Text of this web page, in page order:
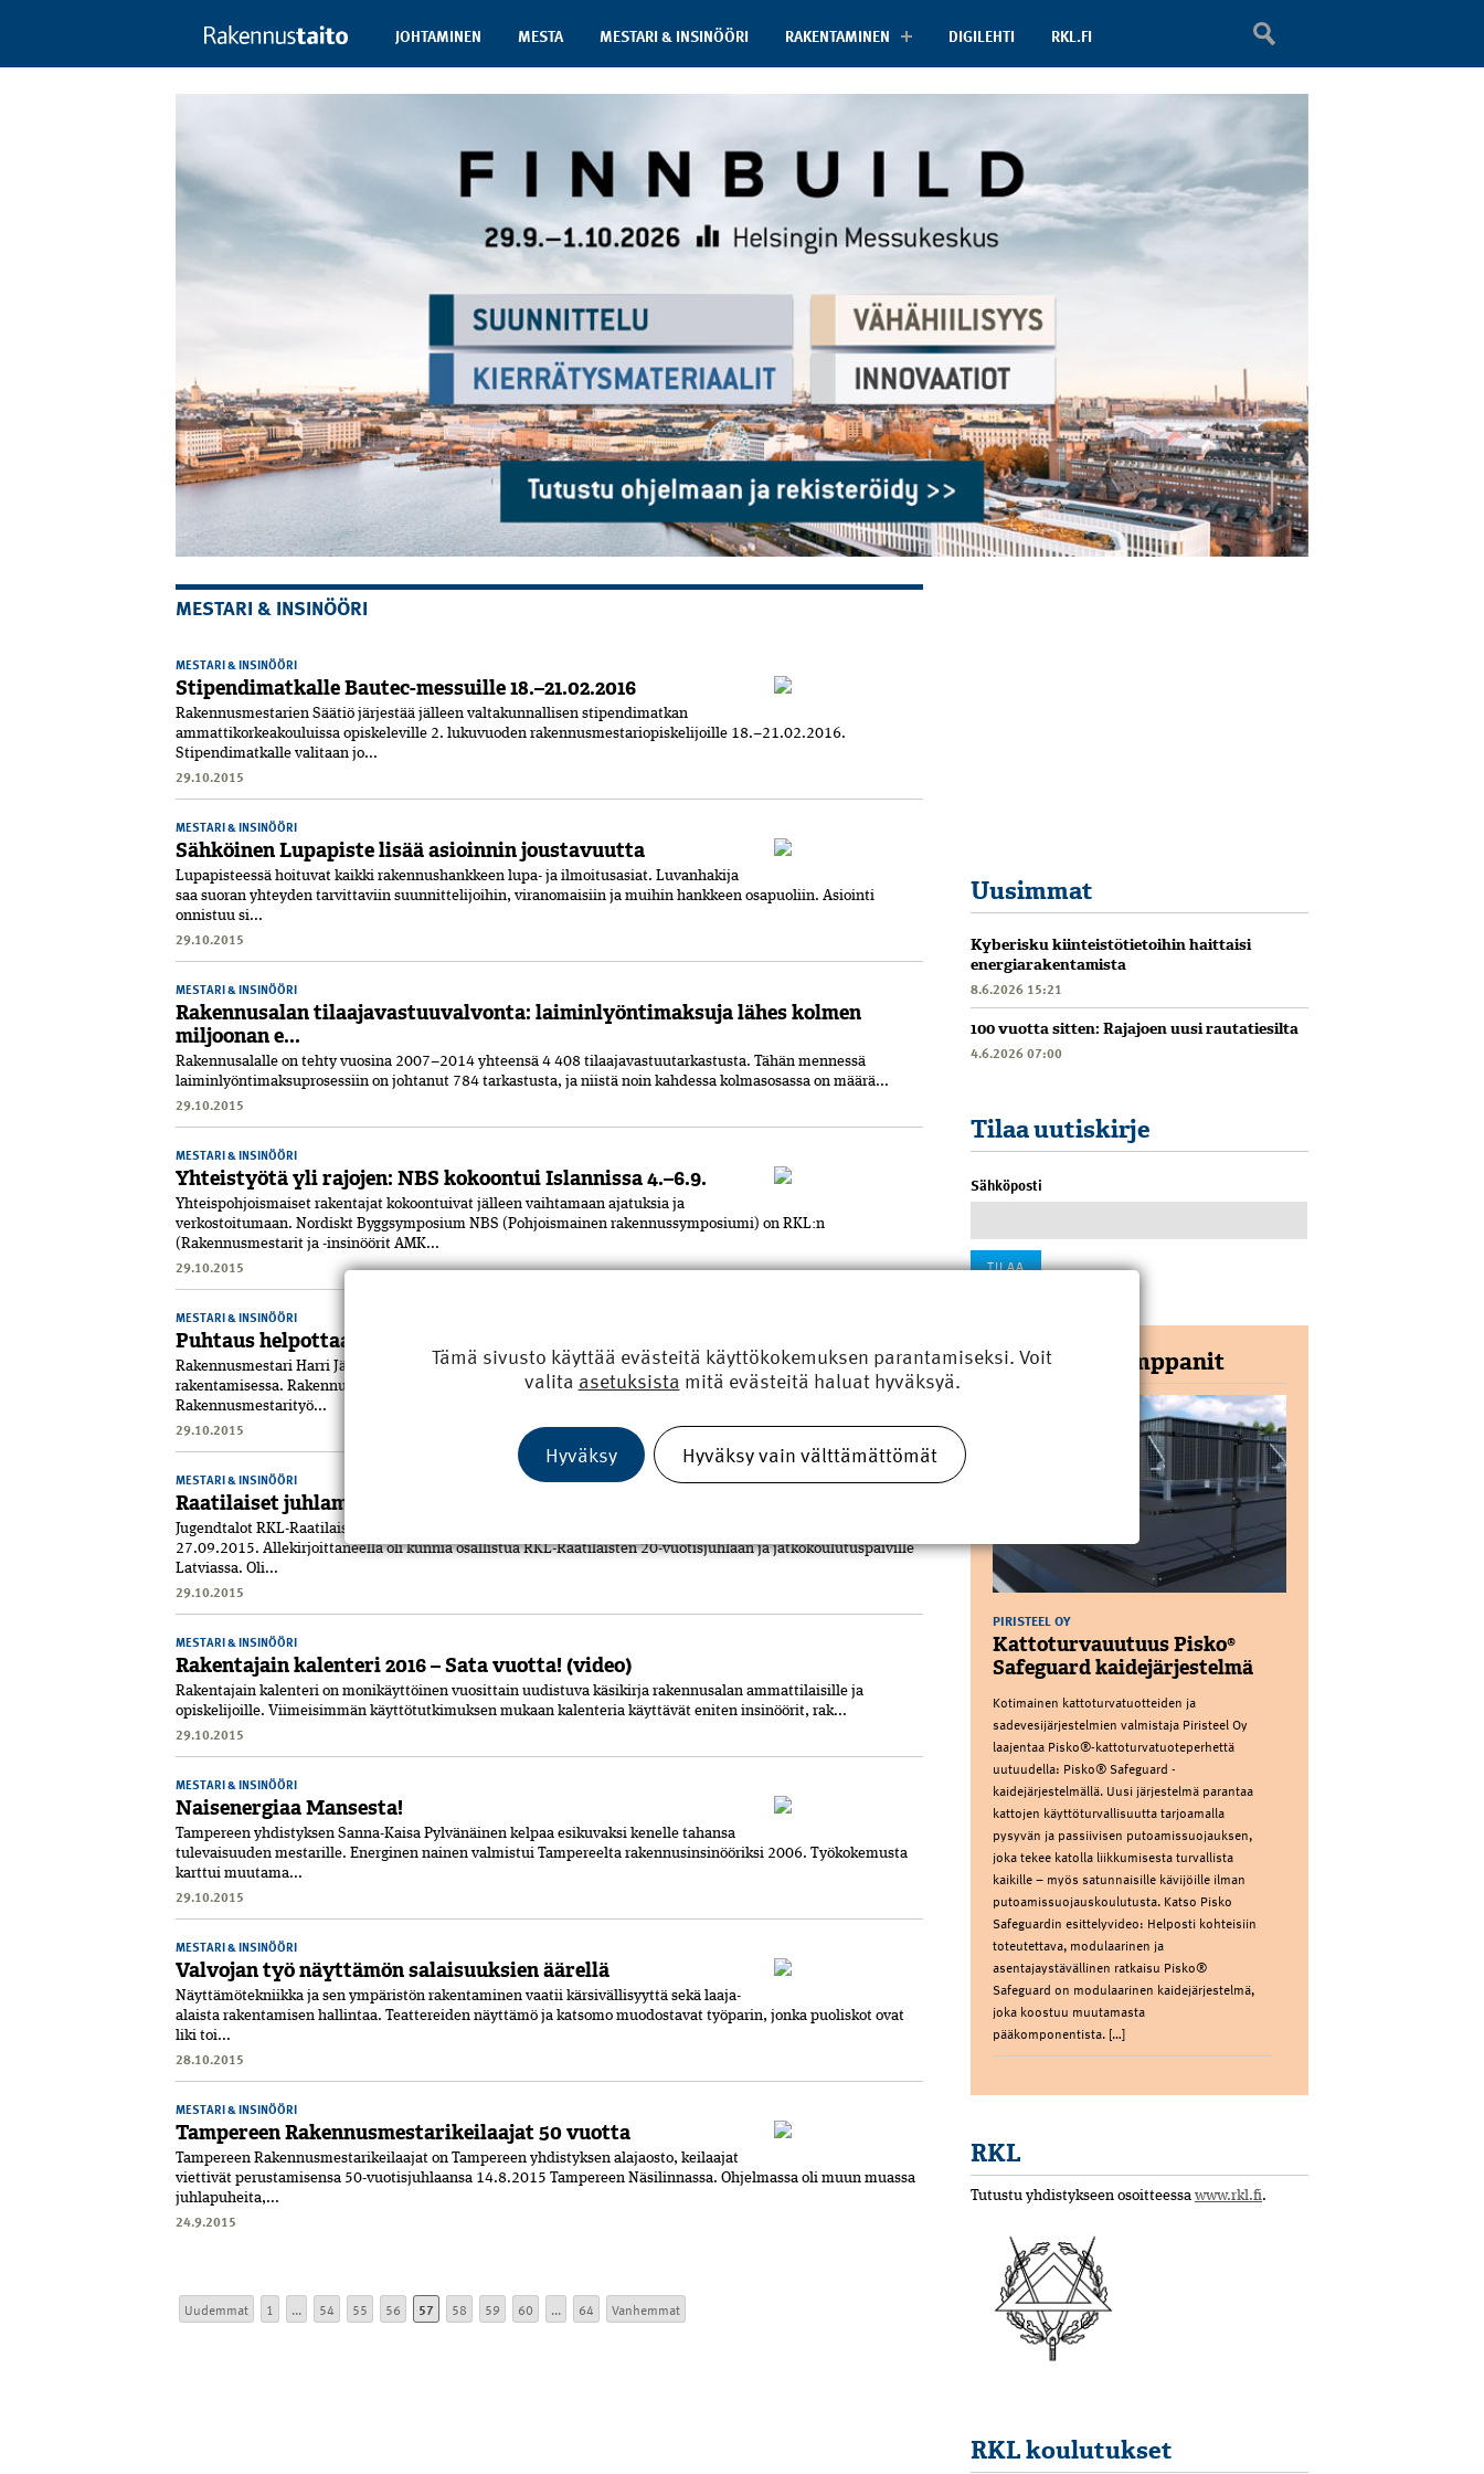
JOHTAMINEN MESTA MESTARI & INSINÖÖRI RAKENTAMINEN DIGILEHTI RKL.FI
MESTARI & INSINÖÖRI
MESTARI & INSINÖÖRI
Stipendimatkalle Bautec-messuille 18.–21.02.2016
Rakennusmestarien Säätiö järjestää jälleen valtakunnallisen stipendimatkan
ammattikorkeakouluissa opiskeleville 2. lukuvuoden rakennusmestariopiskelijoille 18.–21.02.2016.
Stipendimatkalle valitaan jo...
29.10.2015
MESTARI & INSINÖÖRI
Sähköinen Lupapiste lisää asioinnin joustavuutta
Lupapisteessä hoituvat kaikki rakennushankkeen lupa- ja ilmoitusasiat. Luvanhakija
saa suoran yhteyden tarvittaviin suunnittelijoihin, viranomaisiin ja muihin hankkeen osapuoliin. Asiointi
onnistuu si...
29.10.2015
MESTARI & INSINÖÖRI
Rakennusalan tilaajavastuuvalvonta: laiminlyöntimaksuja lähes kolmen
miljoonan e...
Rakennusalalle on tehty vuosina 2007–2014 yhteensä 4 408 tilaajavastuutarkastusta. Tähän mennessä
laiminlyöntimaksuprosessiin on johtanut 784 tarkastusta, ja niistä noin kahdessa kolmasosassa on määrä...
29.10.2015
MESTARI & INSINÖÖRI
Yhteistyötä yli rajojen: NBS kokoontui Islannissa 4.–6.9.
Yhteispohjoismaiset rakentajat kokoontuivat jälleen vaihtamaan ajatuksia ja
verkostoitumaan. Nordiskt Byggsymposium NBS (Pohjoismainen rakennussymposiumi) on RKL:n
(Rakennusmestarit ja -insinöörit AMK...
29.10.2015
MESTARI & INSINÖÖRI
Puhtaus helpottaa rakentamista
Rakennusmestari Harri Järvinen toimi vastaavana mestarina Seinäjoen Y-talon
rakentamisessa. Rakennus sai rakennusmestarien ja -insinöörien AMK RKL:n Vaasan piirin yhdistysten Vuoden
Rakennusmestarityö...
29.10.2015
MESTARI & INSINÖÖRI
Raatilaiset juhlamatkalla Latviassa
Jugendtalot RKL-Raatilaisten kuntotarkastus- kohteina Latvian Riiassa 24–
27.09.2015. Allekirjoittaneella oli kunnia osallistua RKL-Raatilaisten 20-vuotisjuhlaan ja jatkokoulutuspäiville
Latviassa. Oli...
29.10.2015
MESTARI & INSINÖÖRI
Rakentajain kalenteri 2016 – Sata vuotta! (video)
Rakentajain kalenteri on monikäyttöinen vuosittain uudistuva käsikirja rakennusalan ammattilaisille ja
opiskelijoille. Viimeisimmän käyttötutkimuksen mukaan kalenteria käyttävät eniten insinöörit, rak...
29.10.2015
MESTARI & INSINÖÖRI
Naisenergiaa Mansesta!
Tampereen yhdistyksen Sanna-Kaisa Pylvänäinen kelpaa esikuvaksi kenelle tahansa
tulevaisuuden mestarille. Energinen nainen valmistui Tampereelta rakennusinsinööriksi 2006. Työkokemusta
karttui muutama...
29.10.2015
MESTARI & INSINÖÖRI
Valvojan työ näyttämön salaisuuksien äärellä
Näyttämötekniikka ja sen ympäristön rakentaminen vaatii kärsivällisyyttä sekä laaja-
alaista rakentamisen hallintaa. Teattereiden näyttämö ja katsomo muodostavat työparin, jonka puoliskot ovat
liki toi...
28.10.2015
MESTARI & INSINÖÖRI
Tampereen Rakennusmestarikeilaajat 50 vuotta
Tampereen Rakennusmestarikeilaajat on Tampereen yhdistyksen alajaosto, keilaajat
viettivät perustamisensa 50-vuotisjuhlaansa 14.8.2015 Tampereen Näsilinnassa. Ohjelmassa oli muun muassa
juhlapuheita,...
24.9.2015
Uudemmat 1 ... 54 55 56 57 58 59 60 ... 64 Vanhemmat
Uusimmat
Kyberisku kiinteistötietoihin haittaisi
energiarakentamista
8.6.2026 15:21
100 vuotta sitten: Rajajoen uusi rautatiesilta
4.6.2026 07:00
Tilaa uutiskirje
Sähköposti
Yhteistyökumppanit
PIRISTEEL OY
Kattoturvauutuus Pisko®
Safeguard kaidejärjestelmä
Kotimainen kattoturvatuotteiden ja
sadevesijärjestelmien valmistaja Piristeel Oy
laajentaa Pisko®-kattoturvatuoteperhettä
uutuudella: Pisko® Safeguard -
kaidejärjestelmällä. Uusi järjestelmä parantaa
kattojen käyttöturvallisuutta tarjoamalla
pysyvän ja passiivisen putoamissuojauksen,
joka tekee katolla liikkumisesta turvallista
kaikille – myös satunnaisille kävijöille ilman
putoamissuojauskoulutusta. Katso Pisko
Safeguardin esittelyvideo: Helposti kohteisiin
toteutettava, modulaarinen ja
asentajaystävällinen ratkaisu Pisko®
Safeguard on modulaarinen kaidejärjestelmä,
joka koostuu muutamasta
pääkomponentista. […]
RKL
Tutustu yhdistykseen osoitteessa www.rkl.fi.
RKL koulutukset
Tämä sivusto käyttää evästeitä käyttökokemuksen parantamiseksi. Voit
valita asetuksista mitä evästeitä haluat hyväksyä.
Hyväksy Hyväksy vain välttämättömät